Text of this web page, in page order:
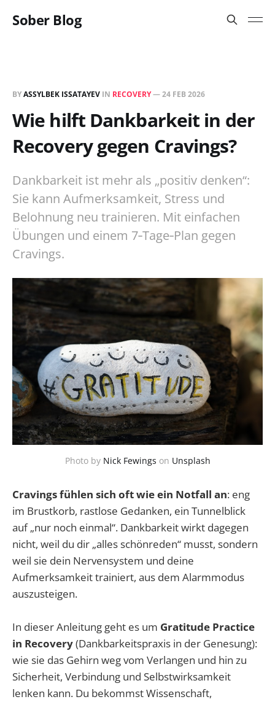
Sober Blog
BYASSYLBEK ISSATAYEV IN RECOVERY—24 FEB 2026
Wie hilft Dankbarkeit in der
Recovery gegen Cravings?
Dankbarkeit ist mehr als „positiv denken“:
Sie kann Aufmerksamkeit, Stress und
Belohnung neu trainieren. Mit einfachen
Übungen und einem 7‑Tage‑Plan gegen
Cravings.
Photo by Nick Fewings on Unsplash
Cravings fühlen sich oft wie ein Notfall an: eng
im Brustkorb, rastlose Gedanken, ein Tunnelblick
auf „nur noch einmal“. Dankbarkeit wirkt dagegen
nicht, weil du dir „alles schönreden“ musst, sondern
weil sie dein Nervensystem und deine
Aufmerksamkeit trainiert, aus dem Alarmmodus
auszusteigen.
In dieser Anleitung geht es um Gratitude Practice
in Recovery(Dankbarkeitspraxis in der Genesung):
wie sie das Gehirn weg vom Verlangen und hin zu
Sicherheit, Verbindung und Selbstwirksamkeit
lenken kann. Du bekommst Wissenschaft,